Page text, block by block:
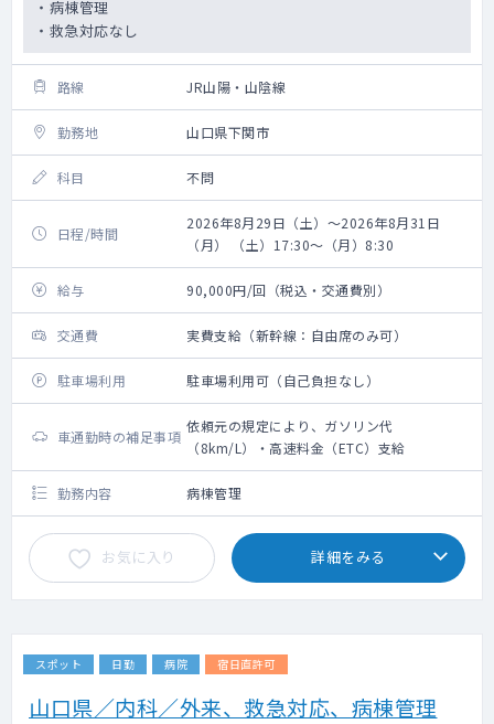
・病棟管理
・救急対応なし
路線 JR山陽・山陰線
勤務地 山口県下関市
科目 不問
日程/時間
2026年8月29日（土）～2026年8月31日
（月） （土）17:30～（月）8:30
給与 90,000円/回（税込・交通費別）
交通費 実費支給（新幹線：自由席のみ可）
駐車場利用 駐車場利用可（自己負担なし）
車通勤時の補足事項
依頼元の規定により、ガソリン代
（8km/L）・高速料金（ETC）支給
勤務内容 病棟管理
お気に入り 詳細をみる
スポット 日勤 病院 宿日直許可
山口県／内科／外来、救急対応、病棟管理